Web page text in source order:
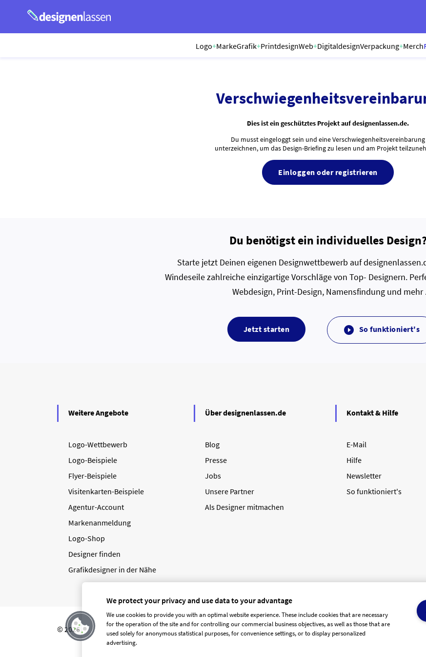
Logo+MarkeGrafik+PrintdesignWeb+DigitaldesignVerpackung+Merch
Dies ist ein geschütztes Projekt auf designenlassen.de.
Du musst eingeloggt sein und eine Verschwiegenheitsvereinbarung
unterzeichnen, um das Design-Briefing zu lesen und am Projekt
Einloggen oder registrieren
Du benötigst ein individuelles Design?
Starte jetzt Deinen eigenen Designwettbewerb auf
Windeseile zahlreiche einzigartige Vorschläge von Top- Designern.
Webdesign, Print-Design, Namensfindung und mehr
Jetzt starten  So funktioniert's
Weitere Angebote
Logo-Wettbewerb
Logo-Beispiele
Flyer-Beispiele
Visitenkarten-Beispiele
Agentur-Account
Markenanmeldung
Logo-Shop
Designer finden
Grafikdesigner in der Nähe
Über designenlassen.de
Blog
Presse
Jobs
Unsere Partner
Als Designer mitmachen
Kontakt & Hilfe
E-Mail
Hilfe
Newsletter
So funktioniert's
© 2026 designenlassen.de AGB Auftraggeber AGB Dienstleister Datenschutz Impressum
We protect your privacy and use data to your advantage
We use cookies to provide you with an optimal website experience. These include cookies that are necessary
for the operation of the site and for controlling our commercial business objectives, as well as those that are
used solely for anonymous statistical purposes, for convenience settings, or to display personalized
advertising.